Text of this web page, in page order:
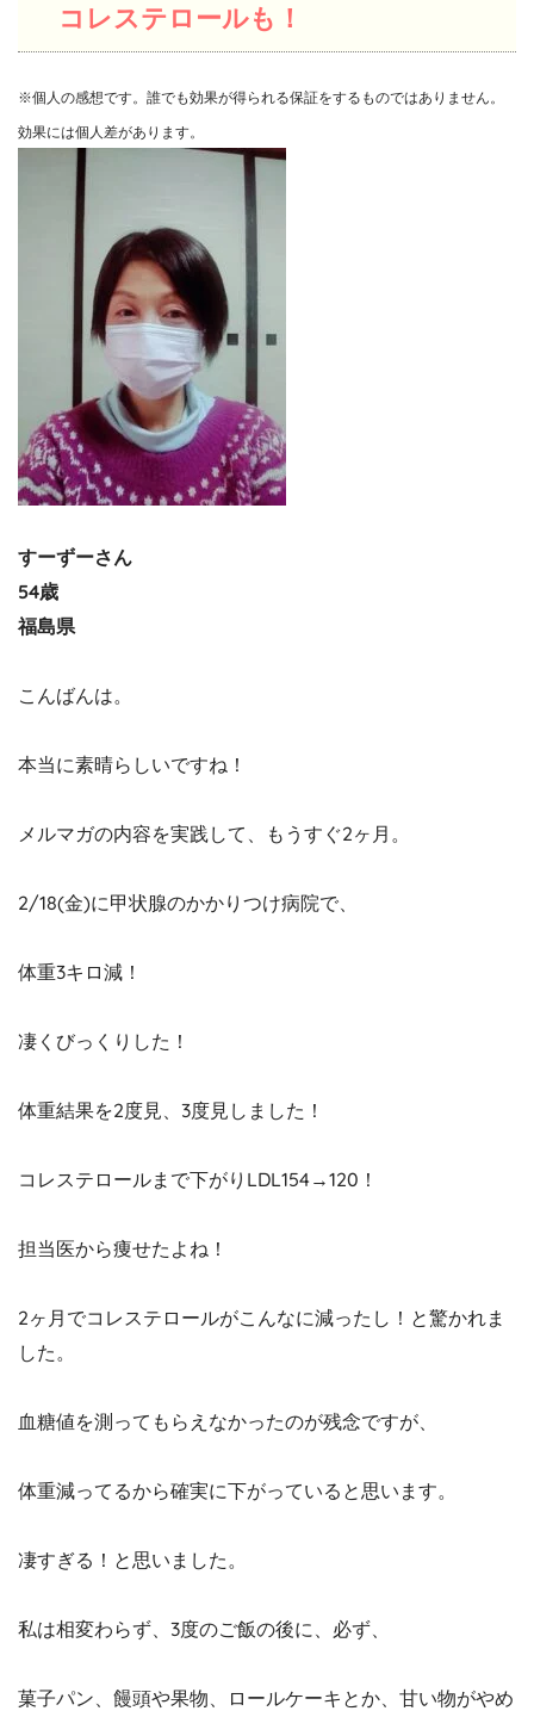
コレステロールも！
※個人の感想です。誰でも効果が得られる保証をするものではありません。
効果には個人差があります。
すーずーさん
54歳
福島県
こんばんは。
本当に素晴らしいですね！
メルマガの内容を実践して、もうすぐ2ヶ月。
2/18(金)に甲状腺のかかりつけ病院で、
体重3キロ減！
凄くびっくりした！
体重結果を2度見、3度見しました！
コレステロールまで下がりLDL154→120！
担当医から痩せたよね！
2ヶ月でコレステロールがこんなに減ったし！と驚かれま
した。
血糖値を測ってもらえなかったのが残念ですが、
体重減ってるから確実に下がっていると思います。
凄すぎる！と思いました。
私は相変わらず、3度のご飯の後に、必ず、
菓子パン、饅頭や果物、ロールケーキとか、甘い物がやめ